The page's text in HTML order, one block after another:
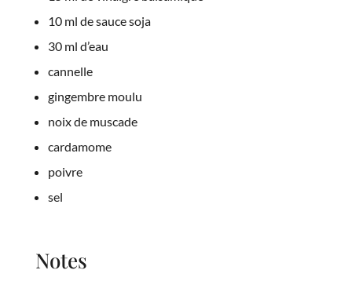
10 ml de sauce soja
30 ml d’eau
cannelle
gingembre moulu
noix de muscade
cardamome
poivre
sel
Notes